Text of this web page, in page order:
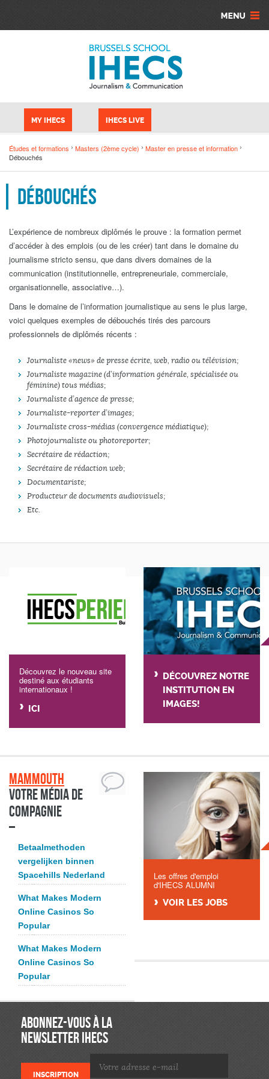
MY IHECS IHECS LIVE
Études et formations Masters (2ème cycle)
Master en presse et information
Débouchés
Débouchés
L’expérience de nombreux diplômés le prouve : la formation permet
d’accéder à des emplois (ou de les créer) tant dans le domaine du
journalisme stricto sensu, que dans divers domaines de la
communication (institutionnelle, entrepreneuriale, commerciale,
organisationnelle, associative…).
Dans le domaine de l’information journalistique au sens le plus large,
voici quelques exemples de débouchés tirés des parcours
professionnels de diplômés récents :
Journaliste « news » de presse écrite, web, radio ou télévision ;
Journaliste magazine (d’information générale, spécialisée ou
féminine) tous médias ;
Journaliste d’agence de presse ;
Journaliste-reporter d’images ;
Journaliste cross-médias (convergence médiatique) ;
Photojournaliste ou photoreporter ;
Secrétaire de rédaction ;
Secrétaire de rédaction web ;
Documentariste ;
Producteur de documents audiovisuels ;
Etc.
Découvrez le nouveau site
destiné aux étudiants
internationaux !
ICI
DÉCOUVREZ NOTRE
INSTITUTION EN
IMAGES!
Mammouth
Votre média de
compagnie
Betaalmethoden
vergelijken binnen
Spacehills Nederland
What Makes Modern
Online Casinos So
Popular
What Makes Modern
Online Casinos So
Popular
Les offres d'emploi
d'IHECS ALUMNI
VOIR LES JOBS
ABONNEZ-VOUS À LA
NEWSLETTER IHECS